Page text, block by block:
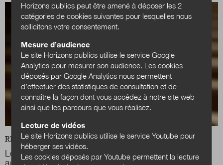
REVUE DOSSIER
Loïc Blondiaux : « L’imagination démocratique est
aujourd’hui à l’œuvre dans nos sociétés »
Horizons publics peut être amené à déposer les 2
catégories de cookies suivantes pour lesquelles nous
sollicitons votre consentement.
Mesure d’audience
Le site Horizons publics utilise le service Google
Analytics pour mesurer son audience. Les cookies
déposés par Google Analytics nous permettent
d’effectuer des statistiques de consultation et de
connaître la façon dont vous accédez à notre site web
ainsi que les parcours que vous réalisez.
Lecture de vidéos
Le site Horizons publics utilise le service Youtube pour
héberger ses vidéos.
Les cookies déposés par Youtube permettent la lecture